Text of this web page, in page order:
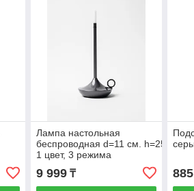
Лампа настольная
беспроводная d=11 см. h=25,5 см.
1 цвет, 3 режима
яркости, алюм., серая LED
9 999₸ 885